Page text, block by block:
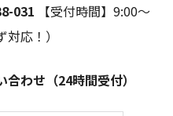
031 【受付時間】9:00〜
応！）
わせ（24時間受付）